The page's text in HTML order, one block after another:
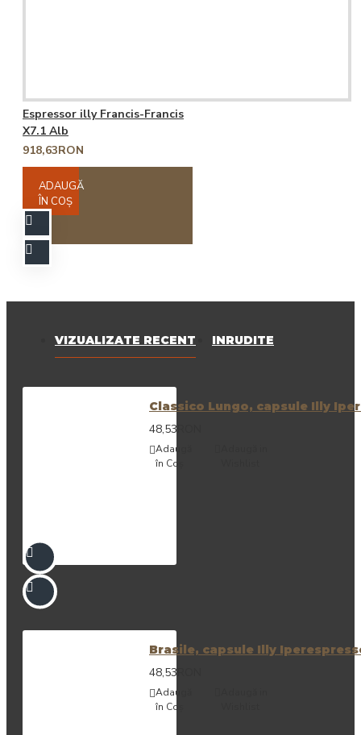
Espressor illy Francis-Francis
X7.1 Alb
918,63RON
ADAUGĂ
ÎN COŞ
VIZUALIZATE RECENT INRUDITE
Classico Lungo, capsule Illy
48,53RON
Adaugă
în Coş
Brasile, capsule Illy
48,53RON
Adaugă
în Coş